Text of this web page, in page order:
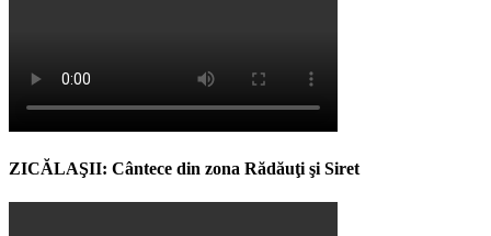
ZICĂLAŞII: Cântece din zona Rădăuţi şi Siret